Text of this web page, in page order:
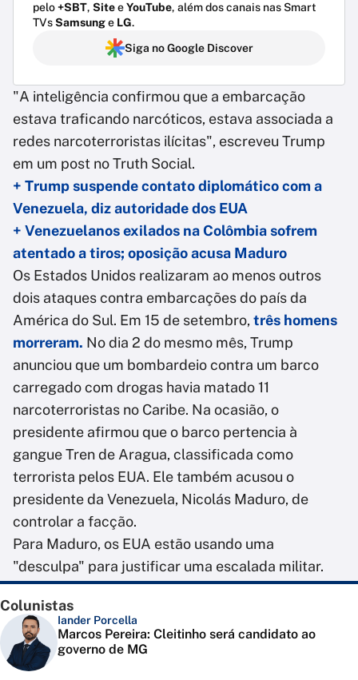
pelo+SBT, SiteeYouTube, além dos canais nas Smart
TVsSamsunge LG.
Siga no Google Discover
"A inteligência confirmou que a embarcação
estava traficando narcóticos, estava associada a
redes narcoterroristas ilícitas", escreveu Trump
em um post no Truth Social.
+ Trump suspende contato diplomático com a
Venezuela, diz autoridade dos EUA
+ Venezuelanos exilados na Colômbia sofrem
atentado a tiros; oposição acusa Maduro
Os Estados Unidos realizaram ao menos outros
dois ataques contra embarcações do país da
América do Sul. Em 15 de setembro, três homens
morreram. No dia 2 do mesmo mês, Trump
anunciou que um bombardeio contra um barco
carregado com drogas havia matado 11
narcoterroristas no Caribe. Na ocasião, o
presidente afirmou que o barco pertencia à
gangue Tren de Aragua, classificada como
terrorista pelos EUA. Ele também acusou o
presidente da Venezuela, Nicolás Maduro, de
controlar a facção.
Para Maduro, os EUA estão usando uma
"desculpa" para justificar uma escalada militar.
Colunistas
Iander Porcella
Marcos Pereira: Cleitinho será candidato ao
governo de MG